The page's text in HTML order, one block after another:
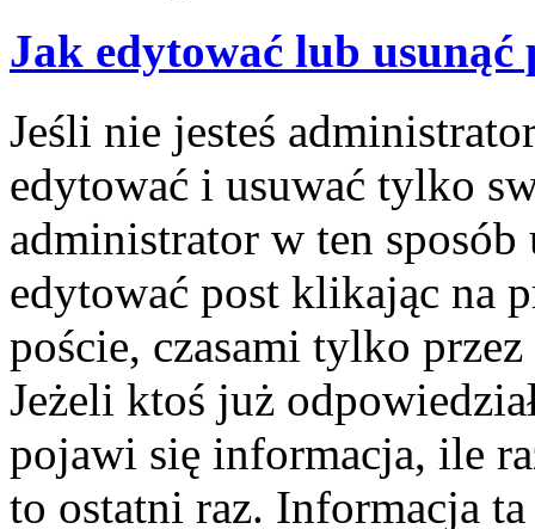
Jak edytować lub usunąć
Jeśli nie jesteś
edytować i usuwać tylko
administrator w ten
edytować post klikając na
poście, czasami tylko
Jeżeli ktoś już
pojawi się informacja, ile
to ostatni raz. Informacja